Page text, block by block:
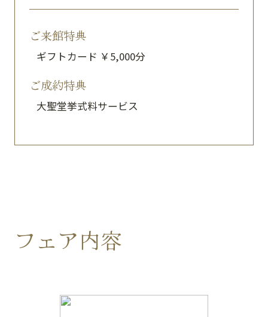
ご来館特典
ギフトカード ￥5,000分
ご成約特典
大聖堂挙式料サービス
フェア内容